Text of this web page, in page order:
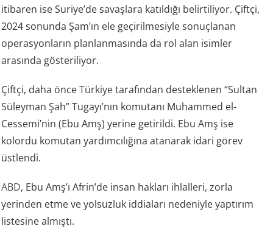
itibaren ise Suriye’de savaşlara katıldığı belirtiliyor. Çiftçi,
2024 sonunda Şam’ın ele geçirilmesiyle sonuçlanan
operasyonların planlanmasında da rol alan isimler
arasında gösteriliyor.
Çiftçi, daha önceTürkiyetarafından desteklenen “Sultan
Süleyman Şah” Tugayı’nın komutanı Muhammed el-
Cessemi’nin (Ebu Amş) yerine getirildi. Ebu Amş ise
kolordu komutan yardımcılığına atanarak idari görev
üstlendi.
ABD, Ebu Amş’ı Afrin’de insan hakları ihlalleri, zorla
yerinden etme ve yolsuzluk iddiaları nedeniyle yaptırım
listesine almıştı.